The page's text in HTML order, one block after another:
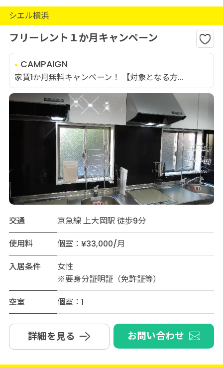
シエル横浜
フリーレント１か月キャンペーン
CAMPAIGN
家賃1か月無料キャンペーン！ 【対象となる方...
交通
京急線 上大岡駅 徒歩9分
使用料
個室：¥33,000/月
入居条件
女性
※要身分証明証（免許証等）
空室
個室：1
詳細を見る お問い合わせ